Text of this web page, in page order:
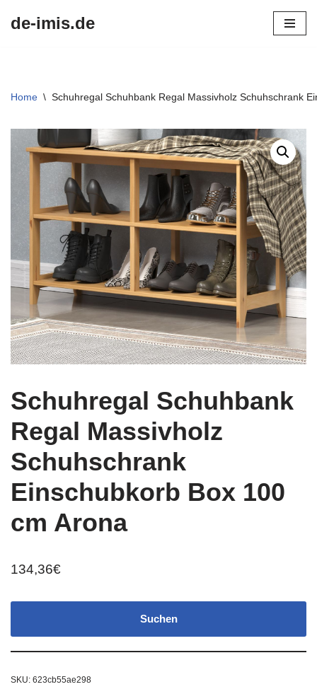
de-imis.de
Home \ Schuhregal Schuhbank Regal Massivholz Schuhschrank
Schuhregal Schuhbank
Regal Massivholz
Schuhschrank
Einschubkorb Box 100
cm Arona
134,36€
Suchen
SKU: 623cb55ae298